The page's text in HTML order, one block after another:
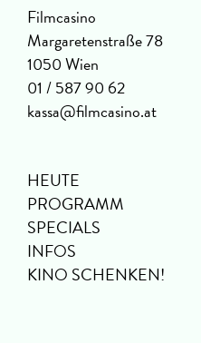
Filmcasino
Margaretenstraße 78
1050 Wien
01 / 587 90 62
kassa@filmcasino.at
HEUTE
PROGRAMM
SPECIALS
INFOS
KINO SCHENKEN!